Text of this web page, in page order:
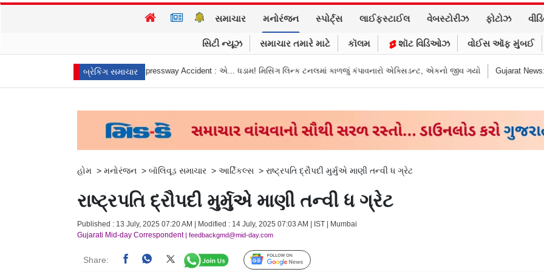
સમાચાર મનોરંજન સ્પોર્ટ્સ લાઈફસ્ટાઈલ વેબસ્ટોરીઝ ફોટોઝ
સિટી ન્યૂઝ સમાચાર તમારે માટે કૉલમ શૉટ વિડિઓઝ વોઈસ ઑફ મુંબઈ
બ્રેકિંગ સમાચાર
Pune Expressway Accident : એ... ધડામ! મિસિંગ લિન્ક ટનલમાં કાળજું કંપાવનારો એક્સિડન્ટ, એકનો જીવ ગયો Gujarat News: મોરબીમાં મેજિક! કૂવાનું
હોમ > મનોરંજન > બૉલિવૂડ સમાચાર > આર્ટિકલ્સ > રાષ્ટ્રપતિ દ્રૌપદી મુર્મુએ માણી તન્વી ધ ગ્રેટ
રાષ્ટ્રપતિ દ્રૌપદી મુર્મુએ માણી તન્વી ધ ગ્રેટ
Published : 13 July, 2025 07:20 AM | Modified : 14 July, 2025 07:03 AM | IST | Mumbai
Gujarati Mid-day Correspondent| feedbackgmd@mid-day.com
Share: Follow Us